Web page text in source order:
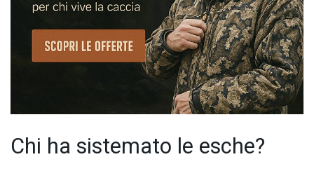
Chi ha sistemato le esche?